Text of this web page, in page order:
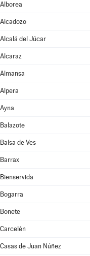
Alborea
Alcadozo
Alcalá del Júcar
Alcaraz
Almansa
Alpera
Ayna
Balazote
Balsa de Ves
Barrax
Bienservida
Bogarra
Bonete
Carcelén
Casas de Juan Núñez